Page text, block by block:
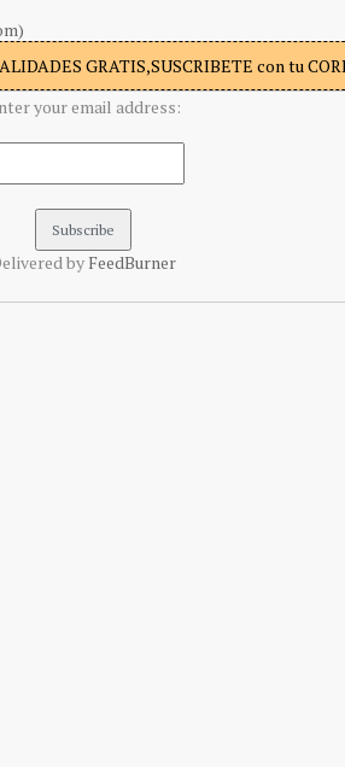
GRATIS,SUSCRIBETE con tu
your email address:
by FeedBurner